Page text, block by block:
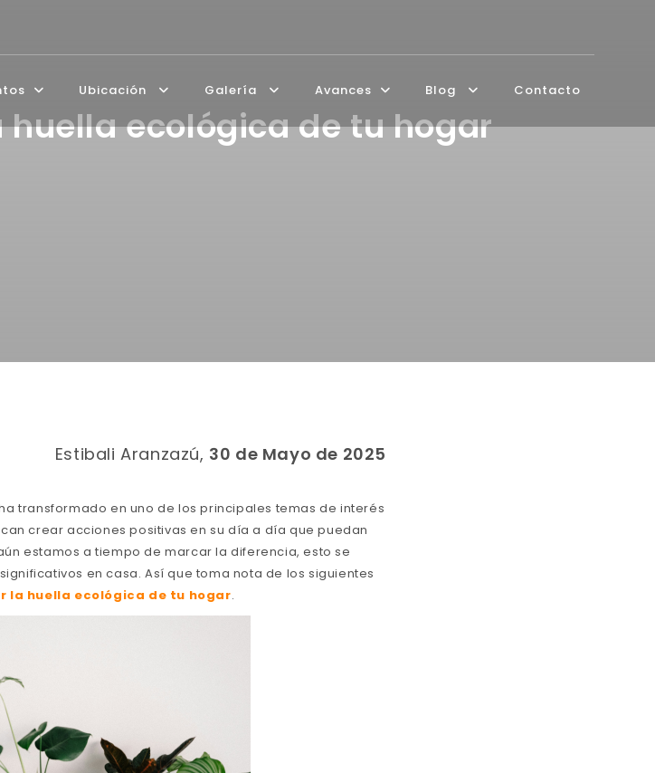
Ubicación Galería Avances Blog Contacto
ecológica de tu hogar
Estibali Aranzazú, 30 de Mayo de 2025
transformado en uno de los principales temas de interés
crear acciones positivas en su día a día que puedan
estamos a tiempo de marcar la diferencia, esto se
en casa. Así que toma nota de los siguientes
la huella ecológica de tu hogar.